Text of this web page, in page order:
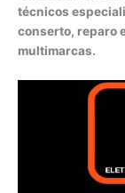
técnicos
conserto, reparo
multimarcas.